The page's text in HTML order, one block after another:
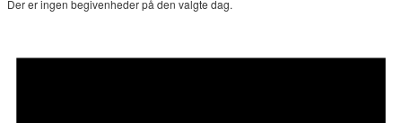
Der er ingen begivenheder på den valgte dag.